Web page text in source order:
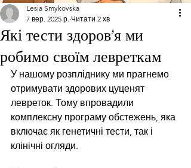
Які тести здоров’я ми
робимо своїм левреткам
Lesia Smykovska
7 вер. 2025 р. Читати 2 хв
У нашому розпліднику ми прагнемо
отримувати здорових цуценят
левреток. Тому впровадили
комплексну програму обстежень, яка
включає як генетичні тести, так і
клінічні огляди.